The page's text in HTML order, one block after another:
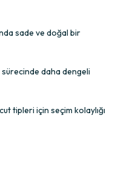
sade ve doğal bir
sürecinde daha dengeli
tipleri için seçim kolaylığı